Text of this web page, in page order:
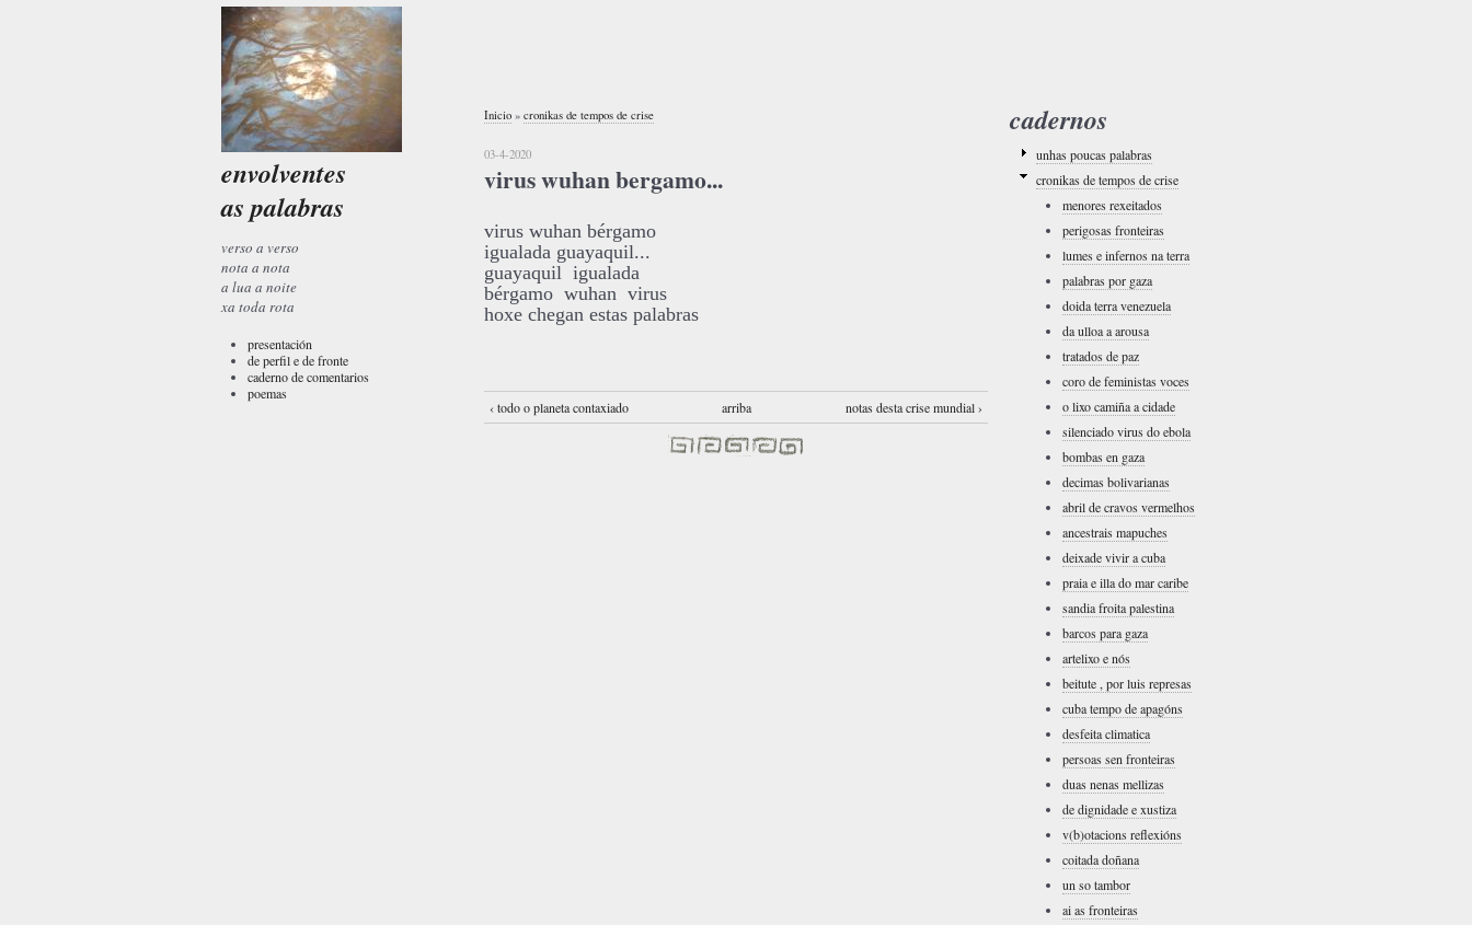
envolventes
as palabras
verso a verso
nota a nota
a lua a noite
xa toda rota
presentación
de perfil e de fronte
caderno de comentarios
poemas
Inicio » cronikas de tempos de crise
03-4-2020
virus wuhan bergamo...
virus wuhan bérgamo
igualada guayaquil...
guayaquil igualada
bérgamo wuhan virus
hoxe chegan estas palabras
‹ todo o planeta contaxiado arriba notas desta crise mundial ›
cadernos
unhas poucas palabras
cronikas de tempos de crise
menores rexeitados
perigosas fronteiras
lumes e infernos na terra
palabras por gaza
doida terra venezuela
da ulloa a arousa
tratados de paz
coro de feministas voces
o lixo camiña a cidade
silenciado virus do ebola
bombas en gaza
decimas bolivarianas
abril de cravos vermelhos
ancestrais mapuches
deixade vivir a cuba
praia e illa do mar caribe
sandia froita palestina
barcos para gaza
artelixo e nós
beitute , por luis represas
cuba tempo de apagóns
desfeita climatica
persoas sen fronteiras
duas nenas mellizas
de dignidade e xustiza
v(b)otacions reflexións
coitada doñana
un so tambor
ai as fronteiras